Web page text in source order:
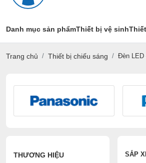
Danh mục sản phẩmThiết bị vệ sinh
Trang chủ Thiết bị chiếu sáng Đèn LED
THƯƠNG HIỆU
SẮP